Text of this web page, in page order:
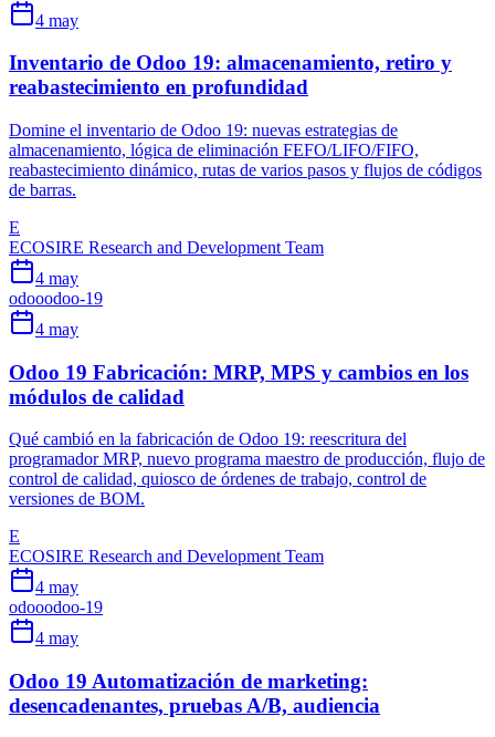
4 may
Inventario de Odoo 19: almacenamiento, retiro y
reabastecimiento en profundidad
Domine el inventario de Odoo 19: nuevas estrategias de
almacenamiento, lógica de eliminación FEFO/LIFO/FIFO,
reabastecimiento dinámico, rutas de varios pasos y flujos de códigos
de barras.
E
ECOSIRE Research and Development Team
4 may
odooodoo-19
4 may
Odoo 19 Fabricación: MRP, MPS y cambios en los
módulos de calidad
Qué cambió en la fabricación de Odoo 19: reescritura del
programador MRP, nuevo programa maestro de producción, flujo de
control de calidad, quiosco de órdenes de trabajo, control de
versiones de BOM.
E
ECOSIRE Research and Development Team
4 may
odooodoo-19
4 may
Odoo 19 Automatización de marketing:
desencadenantes, pruebas A/B, audiencia